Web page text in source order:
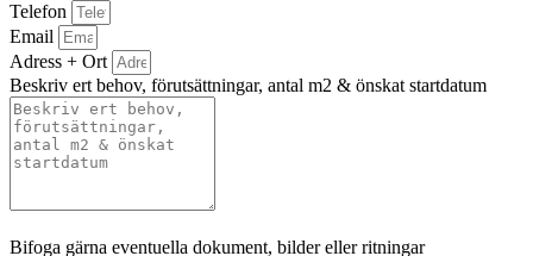
Telefon
Email
Adress + Ort
Beskriv ert behov, förutsättningar, antal m2 & önskat startdatum
Bifoga gärna eventuella dokument, bilder eller ritningar